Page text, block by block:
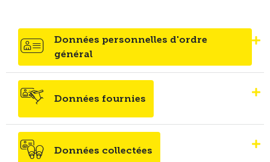
Données personnelles d'ordre
général
Données fournies
Données collectées